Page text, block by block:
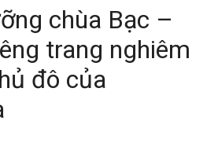
chùa Bạc –
trang nghiêm
đô của